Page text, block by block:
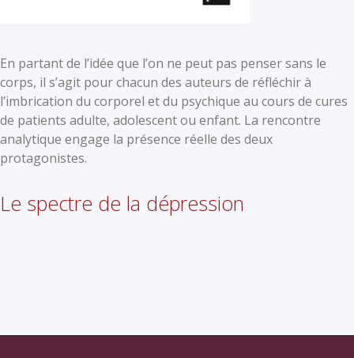
En partant de l’idée que l’on ne peut pas penser sans le
corps, il s’agit pour chacun des auteurs de réfléchir à
l’imbrication du corporel et du psychique au cours de cures
de patients adulte, adolescent ou enfant. La rencontre
analytique engage la présence réelle des deux
protagonistes.
Le spectre de la dépression